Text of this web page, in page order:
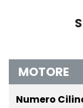
MOTORE
Numero